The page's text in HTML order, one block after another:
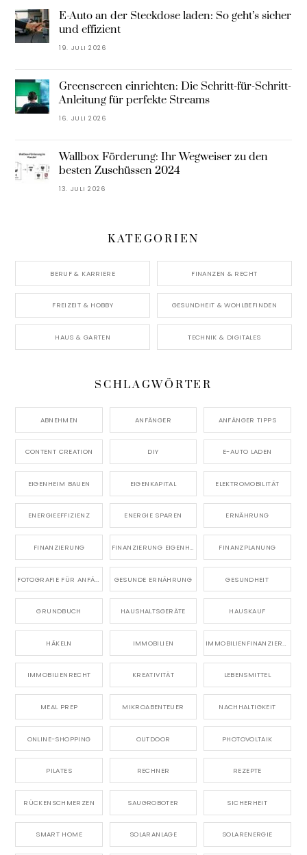
E-Auto an der Steckdose laden: So geht’s sicher
und effizient
19. JULI 2026
Greenscreen einrichten: Die Schritt-für-Schritt-
Anleitung für perfekte Streams
16. JULI 2026
Wallbox Förderung: Ihr Wegweiser zu den
besten Zuschüssen 2024
13. JULI 2026
KATEGORIEN
BERUF & KARRIERE FINANZEN & RECHT
FREIZEIT & HOBBY GESUNDHEIT & WOHLBEFINDEN
HAUS & GARTEN TECHNIK & DIGITALES
SCHLAGWÖRTER
ABNEHMEN ANFÄNGER ANFÄNGER TIPPS
CONTENT CREATION DIY E-AUTO LADEN
EIGENHEIM BAUEN EIGENKAPITAL ELEKTROMOBILITÄT
ENERGIEEFFIZIENZ ENERGIE SPAREN ERNÄHRUNG
FINANZIERUNG FINANZIERUNG EIGENHEIM FINANZPLANUNG
FOTOGRAFIE FÜR ANFÄNGER GESUNDE ERNÄHRUNG GESUNDHEIT
GRUNDBUCH HAUSHALTSGERÄTE HAUSKAUF
HÄKELN IMMOBILIEN IMMOBILIENFINANZIERUNG
IMMOBILIENRECHT KREATIVITÄT LEBENSMITTEL
MEAL PREP MIKROABENTEUER NACHHALTIGKEIT
ONLINE-SHOPPING OUTDOOR PHOTOVOLTAIK
PILATES RECHNER REZEPTE
RÜCKENSCHMERZEN SAUGROBOTER SICHERHEIT
SMART HOME SOLARANLAGE SOLARENERGIE